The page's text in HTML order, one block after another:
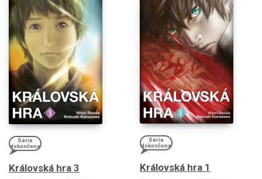
Série
dokončena
Královská hra 3
Série
dokončena
Královská hra 1